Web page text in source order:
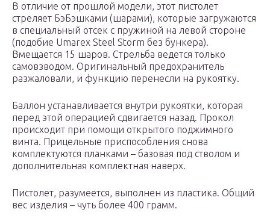
В отличие от прошлой модели, этот пистолет
стреляет БэБэшками (шарами), которые загружаются
в специальный отсек с пружиной на левой стороне
(подобие Umarex Steel Storm без бункера).
Вмещается 15 шаров. Стрельба ведется только
самовзводом. Оригинальный предохранитель
разжаловали, и функцию перенесли на рукоятку.
Баллон устанавливается внутри рукоятки, которая
перед этой операцией сдвигается назад. Прокол
происходит при помощи открытого поджимного
винта. Прицельные приспособления снова
комплектуются планками – базовая под стволом и
дополнительная комплектная наверх.
Пистолет, разумеется, выполнен из пластика. Общий
вес изделия – чуть более 400 грамм.